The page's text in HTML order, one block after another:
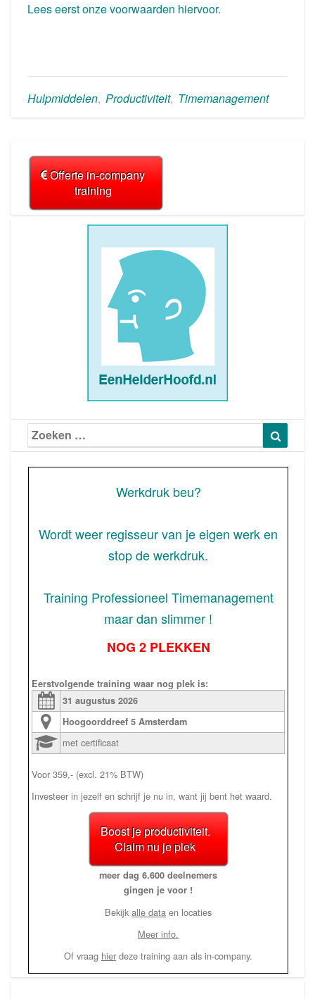
Lees eerst onze voorwaarden hiervoor.
Hulpmiddelen, Productiviteit, Timemanagement
Offerte in-company
training
Zoeken
naar:
Werkdruk beu?
Wordt weer regisseur van je eigen werk en
stop de werkdruk.
Training Professioneel Timemanagement
maar dan slimmer !
NOG 2 PLEKKEN
Eerstvolgende training waar nog plek is:
31 augustus2026
Hoogoorddreef 5Amsterdam
met certificaat
Voor 359,- (excl. 21% BTW)
Investeer in jezelf en schrijf je nu in, want jij bent het waard.
Boost je productiviteit.
Claim nu je plek
meer dag 6.600 deelnemers
gingen je voor !
Bekijk alle data en locaties
Meer info.
Of vraag hier deze training aan als in-company.